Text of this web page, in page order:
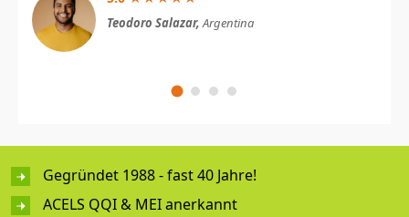
Teodoro Salazar, Argentina
Gegründet 1988 - fast 40 Jahre!
ACELS QQI & MEI anerkannt